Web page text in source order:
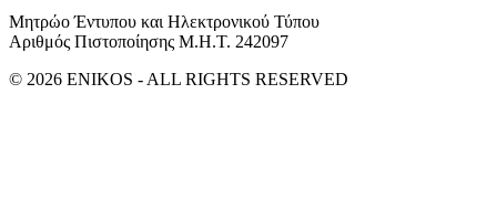
Μητρώο Έντυπου και Ηλεκτρονικού Τύπου
Αριθμός Πιστοποίησης Μ.Η.Τ. 242097
© 2026 ENIKOS - ALL RIGHTS RESERVED